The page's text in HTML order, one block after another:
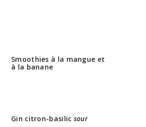
Smoothies à la mangue et
à la banane
Gin citron-basilic sour